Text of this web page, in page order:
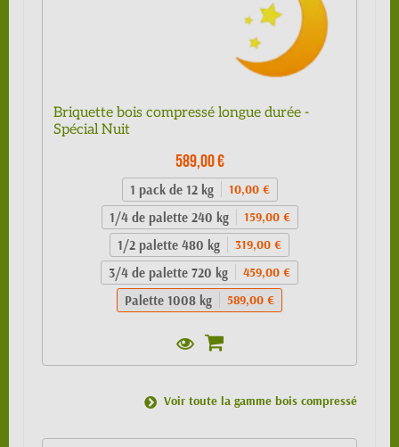
Briquette bois compressé longue durée -
Spécial Nuit
589,00 €
1 pack de 12 kg 10,00 €
1/4 de palette 240 kg 159,00 €
1/2 palette 480 kg 319,00 €
3/4 de palette 720 kg 459,00 €
Palette 1008 kg 589,00 €
Voir toute la gamme bois compressé